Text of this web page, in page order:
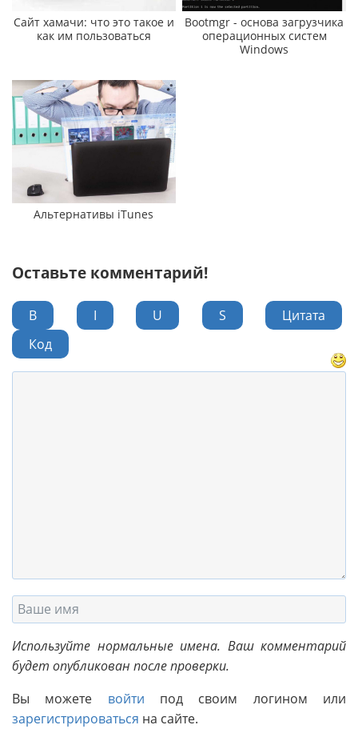
Сайт хамачи: что это такое и
как им пользоваться
Bootmgr - основа загрузчика
операционных систем
Windows
Альтернативы iTunes
Оставьте комментарий!
B I U S
Цитата
Код
Используйте нормальные имена. Ваш комментарий
будет опубликован после проверки.
Вы можете войти под своим логином или
зарегистрироваться на сайте.